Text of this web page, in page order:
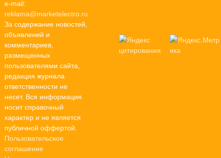
e-mail:
reklama@marketelectro.ru
За содержание новостей,
объявлений и
комментариев,
размещенных
пользователями сайта,
редакция журнала
ответственности не
несет. Вся информация
носит справочный
характер и не является
публичной оффертой.
Пользовательское
соглашение